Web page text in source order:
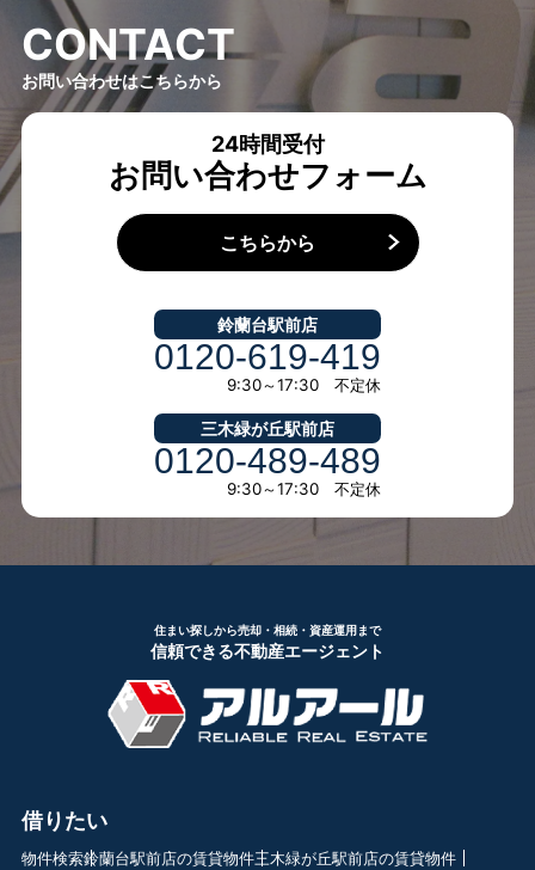
CONTACT
お問い合わせはこちらから
24時間受付
お問い合わせフォーム
こちらから
鈴蘭台駅前店
0120-619-419
9:30～17:30 不定休
三木緑が丘駅前店
0120-489-489
9:30～17:30 不定休
住まい探しから売却・相続・資産運用まで
信頼できる不動産エージェント
借りたい
物件検索鈴蘭台駅前店の賃貸物件三木緑が丘駅前店の賃貸物件